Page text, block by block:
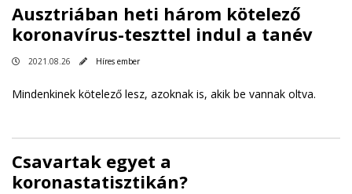
Ausztriában heti három kötelező
koronavírus-teszttel indul a tanév
2021.08.26 Híres ember
Mindenkinek kötelező lesz, azoknak is, akik be vannak oltva.
Csavartak egyet a
koronastatisztikán?